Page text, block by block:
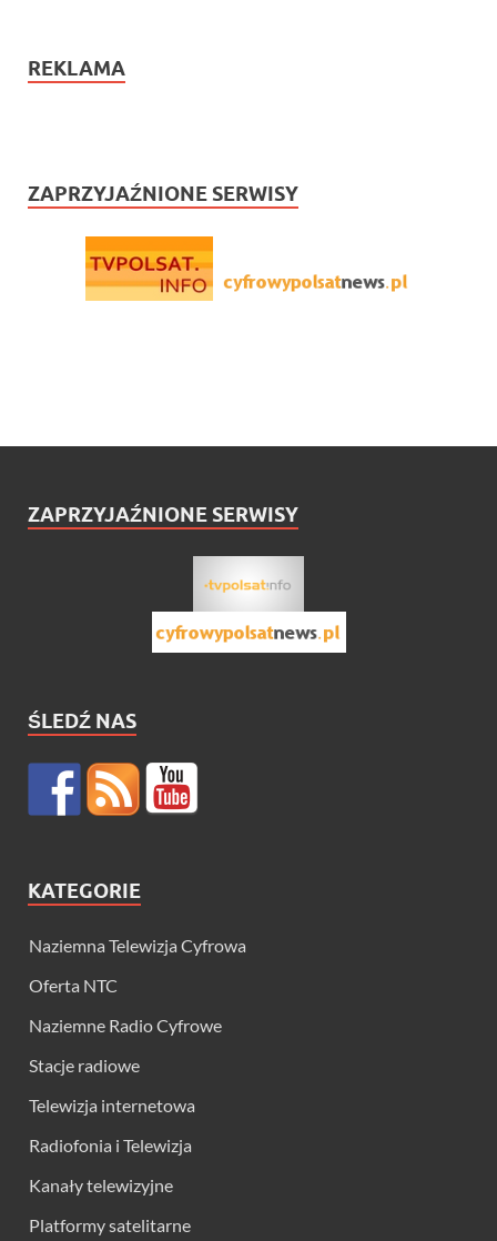
REKLAMA
ZAPRZYJAŹNIONE SERWISY
ZAPRZYJAŹNIONE SERWISY
ŚLEDŹ NAS
KATEGORIE
Naziemna Telewizja Cyfrowa
Oferta NTC
Naziemne Radio Cyfrowe
Stacje radiowe
Telewizja internetowa
Radiofonia i Telewizja
Kanały telewizyjne
Platformy satelitarne